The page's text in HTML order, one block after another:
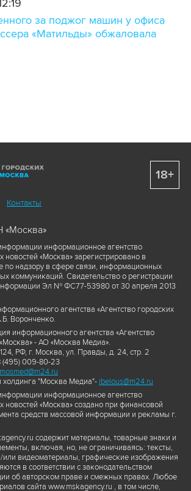
за поджог машин у офиса
«Матильды» обжаловала
Контакты
«Москва»
информационное агентство
новостей «Москва» зарегистрировано в
по надзору в сфере связи, информационных
коммуникаций. Свидетельство о регистрации
Эл № ФС77-53980 от 30 апреля 2013
агентства «Агентство городских
Воронченко.
информационного агентства «Агентство
- АО «Москва Медиа».
РФ, г. Москва, ул. Правды, д. 24, стр. 2
(495) 009-80-23
mosmed@m24.ru
холдинга "Москва Медиа"- ibelous@m24.ru
информационное агентство
новостей «Москва» создано при финансовой
средств массовой информации и рекламы г.
содержит материалы, товарные знаки и
включая, но, не ограничиваясь: тексты,
или видеоматериалы, графические изображения
в соответствии с законодательством
об авторском праве и смежных правах. Любое
сайта www.mskagency.ru , в том числе,
18+